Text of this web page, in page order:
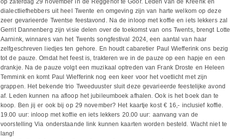
op zaterdag 29 november in de Reggehof te Goor. Leden van de Kreenk en
dialectliefhebbers uit heel Twente en omgeving zijn van harte welkom op deze
zeer gevarieerde Twentse feestavond. Na de inloop met koffie en iets lekkers zal
Gerrit Dannenberg zijn visie delen over de toekomst van ons Twents, brengt Lotte
Aarnink, winnares van het Twents songfestival 2024, een aantal van haar
zelfgeschreven liedjes ten gehore. En houdt cabaretier Paul Wiefferink ons bezig
tot de pauze. Omdat het feest is, trakteren we in de pauze op een hapje en een
drankje. Na de pauze volgt een muzikaal optreden van Frank Droste en Heleen
Temmink en komt Paul Wiefferink nog een keer voor het voetlicht met zijn
grappen. Het bekende trio Tweeduuster sluit deze gevarieerde feestelijke avond
af. Leden kunnen na afloop het jubileumboek afhalen. Ook is het boek dan te
koop. Ben jij er ook bij op 29 november? Het kaartje kost € 16,- inclusief koffie.
19.00 uur: inloop met koffie en iets lekkers 20.00 uur: aanvang van de
voorstelling Via onderstaande link kunnen kaarten worden besteld. Wacht niet te
lang!